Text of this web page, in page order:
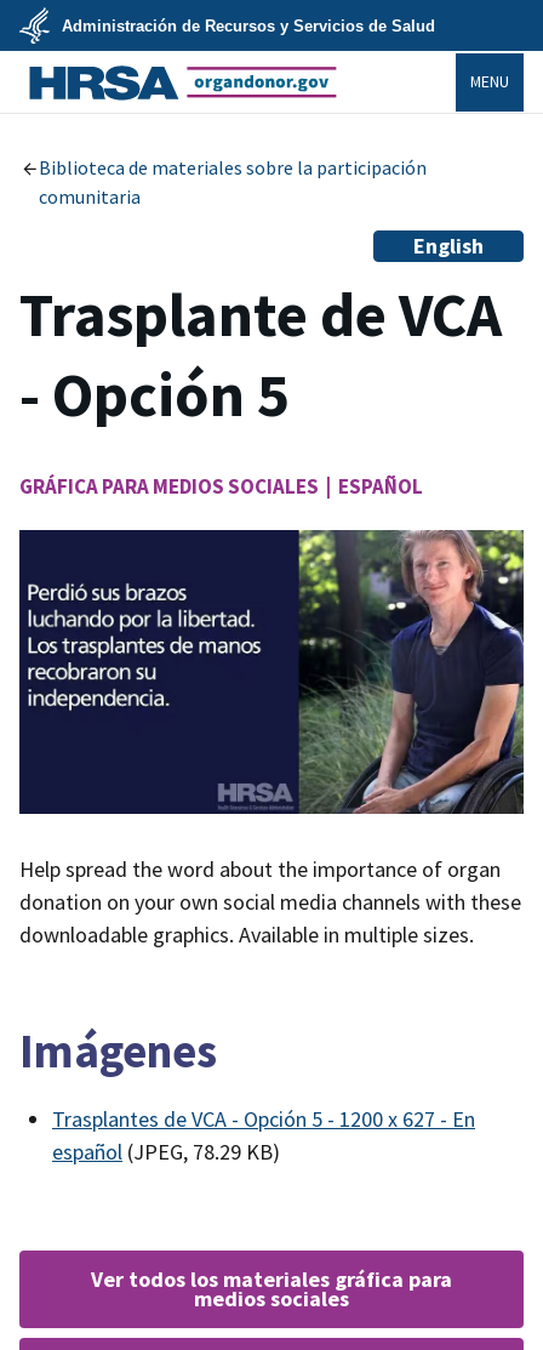
Skip
main
content
U.S.
Department
of
Health
Services
Administración de Recursos y Servicios de Salud
MENU
Biblioteca de materiales sobre la participación
comunitaria
English
Trasplante de VCA
- Opción 5
GRÁFICA PARA MEDIOS SOCIALES | ESPAÑOL
Image
Help spread the word about the importance of organ
donation on your own social media channels with these
downloadable graphics. Available in multiple sizes.
Imágenes
Trasplantes de VCA - Opción 5 - 1200 x 627 - En
español (JPEG, 78.29 KB)
ver todos los materiales gráfica para
medios sociales